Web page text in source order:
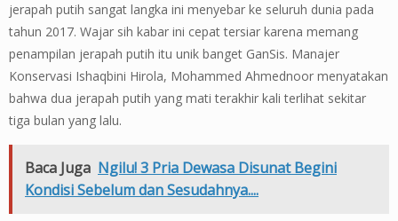
jerapah putih sangat langka ini menyebar ke seluruh dunia pada
tahun 2017. Wajar sih kabar ini cepat tersiar karena memang
penampilan jerapah putih itu unik banget GanSis. Manajer
Konservasi Ishaqbini Hirola, Mohammed Ahmednoor menyatakan
bahwa dua jerapah putih yang mati terakhir kali terlihat sekitar
tiga bulan yang lalu.
Baca Juga Ngilu! 3 Pria Dewasa Disunat Begini
Kondisi Sebelum dan Sesudahnya....